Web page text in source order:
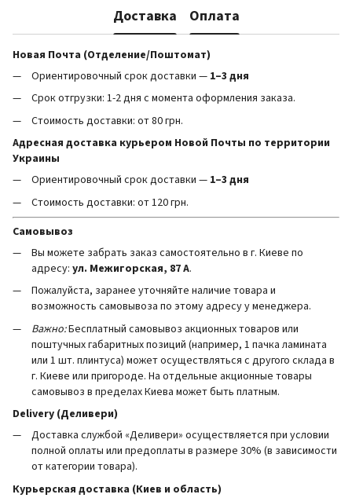
Доставка Оплата
Новая Почта (Отделение/Поштомат)
Ориентировочный срок доставки — 1–3 дня
Срок отгрузки: 1-2 дня с момента оформления заказа.
Стоимость доставки: от 80 грн.
Адресная доставка курьером Новой Почты по территории
Украины
Ориентировочный срок доставки — 1–3 дня
Стоимость доставки: от 120 грн.
Самовывоз
Вы можете забрать заказ самостоятельно в г. Киеве по
адресу: ул. Межигорская, 87 А.
Пожалуйста, заранее уточняйте наличие товара и
возможность самовывоза по этому адресу у менеджера.
Важно:Бесплатный самовывоз акционных товаров или
поштучных габаритных позиций (например, 1 пачка ламината
или 1 шт. плинтуса) может осуществляться с другого склада в
г. Киеве или пригороде. На отдельные акционные товары
самовывоз в пределах Киева может быть платным.
Delivery (Деливери)
Доставка службой «Деливери» осуществляется при условии
полной оплаты или предоплаты в размере 30% (в зависимости
от категории товара).
Курьерская доставка (Киев и область)